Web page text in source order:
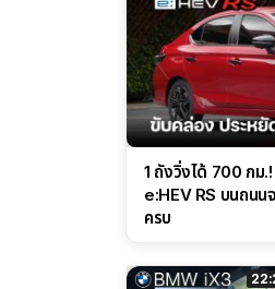
1 ถังวิ่งได้ 700 กม
e:HEV RS บนถนน
ครบ